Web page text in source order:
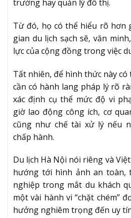
trường hay quản lý đô thị.
Từ đó, họ có thể hiểu rõ hơn
gian du lịch sạch sẽ, văn
lực của cộng đồng trong việc
Tất nhiên, để hình thức này có
cần có hành lang pháp lý rõ
xác định cụ thể mức độ vi
giờ lao động công ích, cơ
cũng như chế tài xử lý nếu
chấp hành.
Du lịch Hà Nội nói riêng và
hướng tới hình ảnh an toàn,
nghiệp trong mắt du khách
một vài hành vi “chặt chém”
hưởng nghiêm trọng đến uy